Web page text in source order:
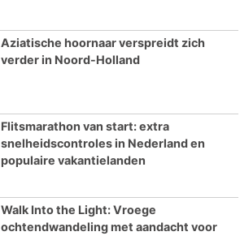
Aziatische hoornaar verspreidt zich
verder in Noord-Holland
Flitsmarathon van start: extra
snelheidscontroles in Nederland en
populaire vakantielanden
Walk Into the Light: Vroege
ochtendwandeling met aandacht voor